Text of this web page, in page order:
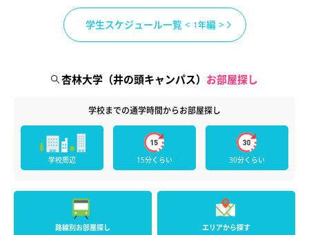
学生スケジュール一覧 < 1年編 >
杏林大学（井の頭キャンパス） お部屋探し
学校までの通学時間からお部屋探し
学校周辺 15分くらい 30分くらい
路線別お部屋探し エリアから探す